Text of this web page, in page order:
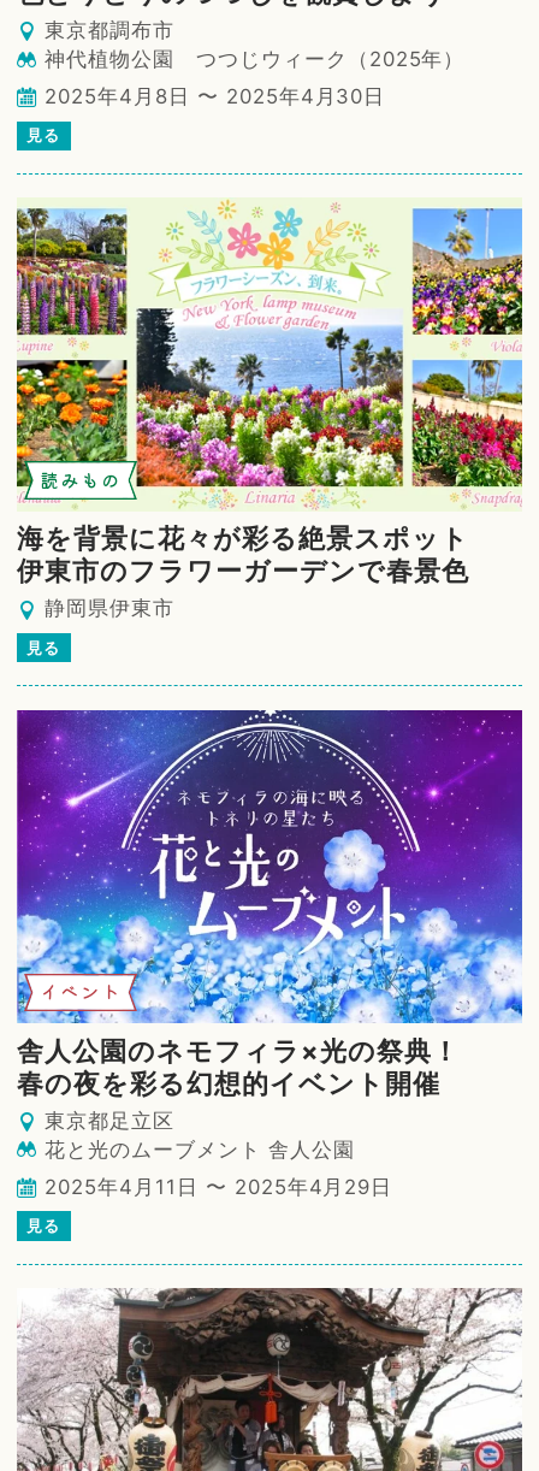
東京都調布市
神代植物公園 つつじウィーク（2025年）
2025年4月8日 〜 2025年4月30日
見る
読みもの
海を背景に花々が彩る絶景スポット
伊東市のフラワーガーデンで春景色
静岡県伊東市
見る
イベント
舎人公園のネモフィラ×光の祭典！
春の夜を彩る幻想的イベント開催
東京都足立区
花と光のムーブメント 舎人公園
2025年4月11日 〜 2025年4月29日
見る